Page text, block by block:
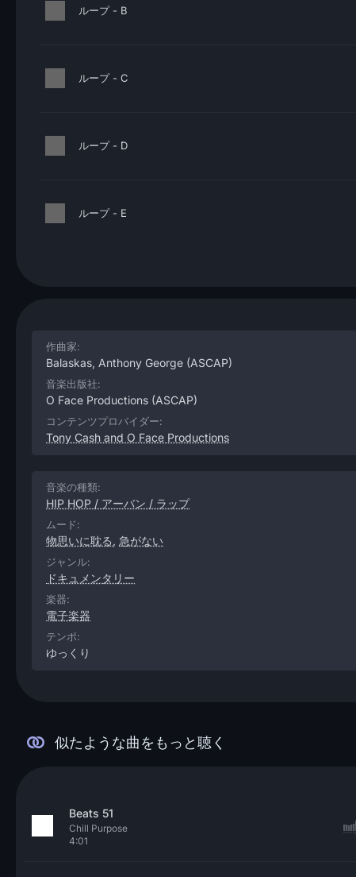
ループ - B
ループ - C
ループ - D
ループ - E
作曲家:
Balaskas, Anthony George (ASCAP)
音楽出版社:
O Face Productions (ASCAP)
コンテンツプロバイダー:
Tony Cash and O Face Productions
音楽の種類:
HIP HOP / アーバン / ラップ
ムード:
物思いに耽る , 急がない
ジャンル:
ドキュメンタリー
楽器:
電子楽器
テンポ:
ゆっくり
似たような曲をもっと聴く
Beats 51
Chill Purpose
4:01